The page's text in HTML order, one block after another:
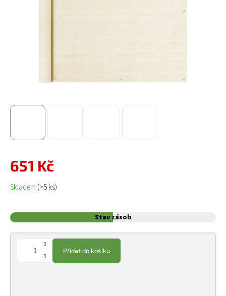
651 Kč
Měrná cena:
Skladem (>5 ks)
Stav zásob
Přidat do košíku